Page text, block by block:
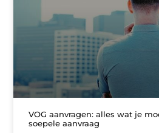
VOG aanvragen: alles wat je
soepele aanvraag